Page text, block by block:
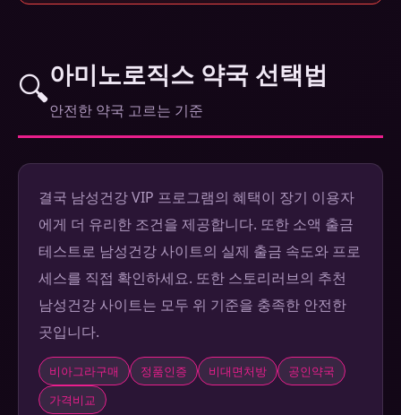
🔍아미노로직스 약국 선택법
안전한 약국 고르는 기준
결국 남성건강 VIP 프로그램의 혜택이 장기 이용자
에게 더 유리한 조건을 제공합니다. 또한 소액 출금
테스트로 남성건강 사이트의 실제 출금 속도와 프로
세스를 직접 확인하세요. 또한 스토리러브의 추천
남성건강 사이트는 모두 위 기준을 충족한 안전한
곳입니다.
비아그라구매 정품인증 비대면처방
공인약국
가격비교